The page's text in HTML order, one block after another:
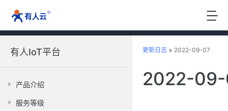
有人IoT平台
产品介绍
服务等级
更新日志 > 2022-09-07
2022-